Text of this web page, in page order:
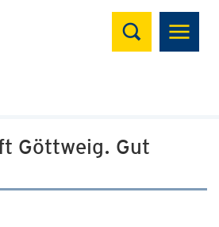
Suchen
Göttweig. Gut